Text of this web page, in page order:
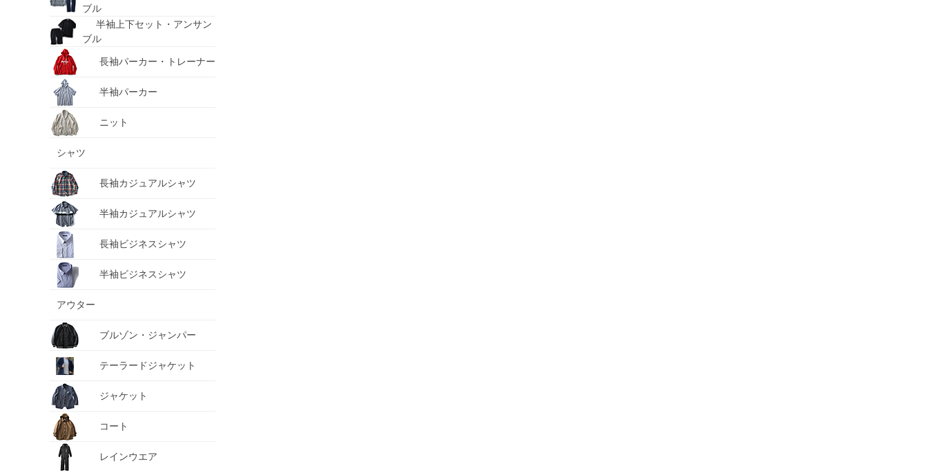
ブル
半袖上下セット・アンサン
ブル
長袖パーカー・トレーナー
半袖パーカー
ニット
シャツ
長袖カジュアルシャツ
半袖カジュアルシャツ
長袖ビジネスシャツ
半袖ビジネスシャツ
アウター
ブルゾン・ジャンパー
テーラードジャケット
ジャケット
コート
レインウエア